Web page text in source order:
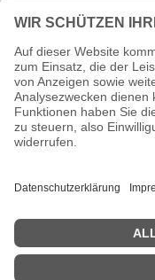
Info zu
Informationen
© Copyright 2026